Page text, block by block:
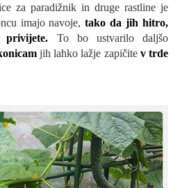
za paradižnik in druge rastline je
imajo navoje, tako da jih hitro,
To bo ustvarilo daljšo
jih lahko lažje zapičite v trde